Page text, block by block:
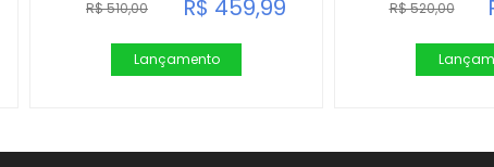
R$ 510,00 R$ 459,99
Lançamento
R$ 520,00